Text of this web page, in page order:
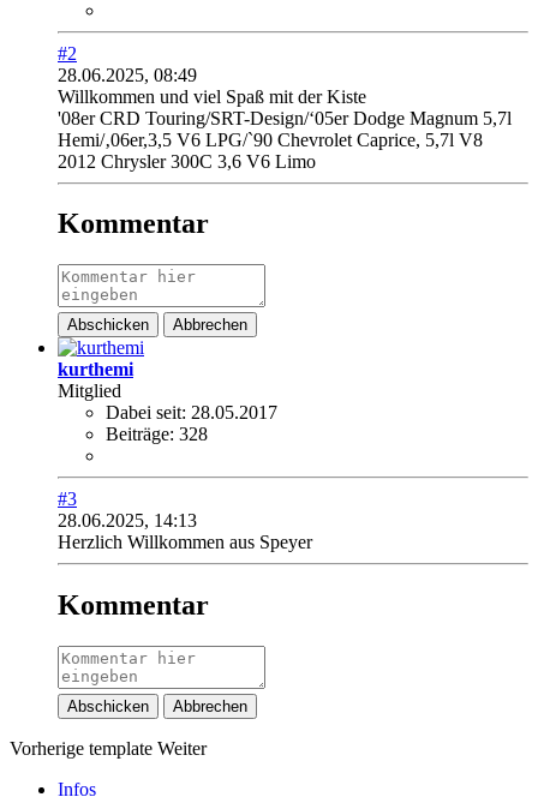
#2
28.06.2025, 08:49
Willkommen und viel Spaß mit der Kiste
'08er CRD Touring/SRT-Design/‘05er Dodge Magnum 5,7l
Hemi/‚06er,3,5 V6 LPG/`90 Chevrolet Caprice, 5,7l V8
2012 Chrysler 300C 3,6 V6 Limo
Kommentar
Abschicken Abbrechen
kurthemi
Mitglied
Dabei seit: 28.05.2017
Beiträge: 328
#3
28.06.2025, 14:13
Herzlich Willkommen aus Speyer
Kommentar
Abschicken Abbrechen
Vorherige template Weiter
Infos